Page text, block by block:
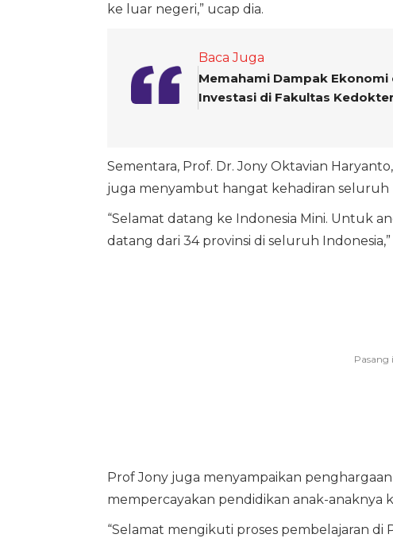
ke luar negeri,” ucap dia.
Baca Juga
Memahami Dampak
Investasi di Fakultas
Sementara, Prof. Dr. Jony Oktavian
juga menyambut hangat kehadiran seluruh
“Selamat datang ke Indonesia Mini. Untuk
datang dari 34 provinsi di seluruh
Prof Jony juga menyampaikan
mempercayakan pendidikan anak-anaknya
“Selamat mengikuti proses pembelajaran di